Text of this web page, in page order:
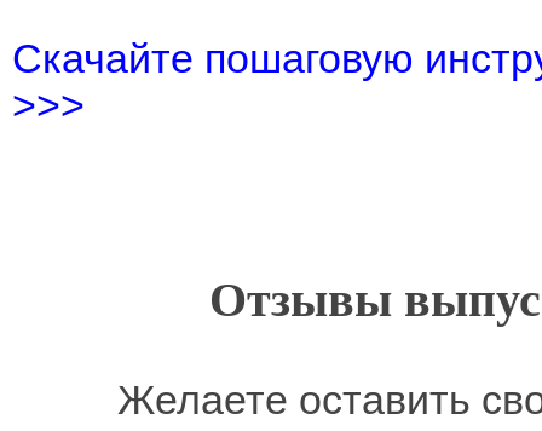
Скачайте пошаговую
>>>
Отзывы
Желаете оставить